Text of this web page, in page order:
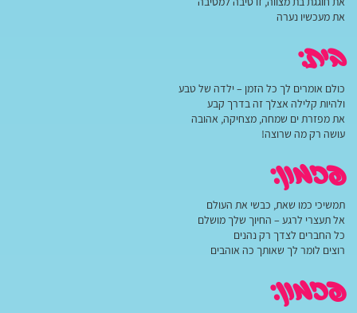
את מעכשיו נערה
בית:
כולם אומרים לך כל הזמן – ילדה של טבע
ולהיות קלילה אצלך זה בדרך קבע
את מפזרת ים שמחה, מצחיקה, אהובה
עושה רק מה שרוצה!
פזמון:
תמשיכי כמו שאת, כבשי את העולם
אל תעצרי לרגע – החיוך שלך מושלם
כל החברים לצדך רק נהנים
רוצים לומר לך שאותך כה אוהבים
פזמון: